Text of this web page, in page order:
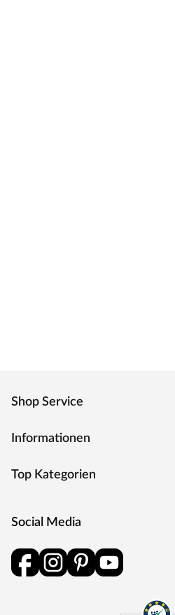
Shop Service
Informationen
Top Kategorien
Social Media